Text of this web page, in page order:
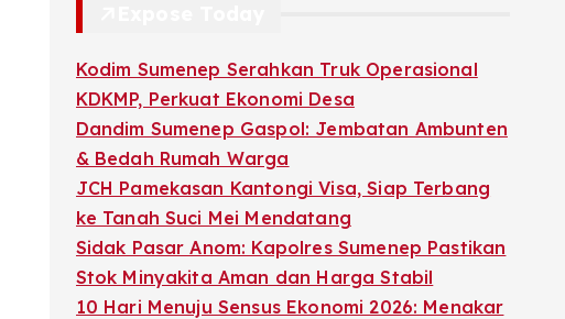
Kodim Sumenep Serahkan Truk Operasional
KDKMP, Perkuat Ekonomi Desa
Dandim Sumenep Gaspol: Jembatan Ambunten
& Bedah Rumah Warga
JCH Pamekasan Kantongi Visa, Siap Terbang
ke Tanah Suci Mei Mendatang
Sidak Pasar Anom: Kapolres Sumenep Pastikan
Stok Minyakita Aman dan Harga Stabil
10 Hari Menuju Sensus Ekonomi 2026: Menakar